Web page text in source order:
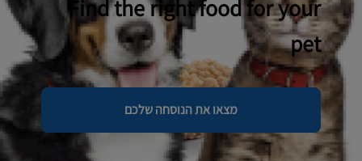
Find the right food for your
pet
מצאו את הנוסחה שלכם